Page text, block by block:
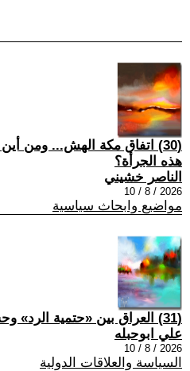
(30) اتفاق مكة الهش... ومن
هذه الجرأة؟
الناصر خشيني
2026 / 8 / 10
مواضيع وابحاث سياسية
(31) العراق بين «حتمية الرد» وحسابات الدولة
علي ابوحبله
2026 / 8 / 10
السياسة والعلاقات الدولية